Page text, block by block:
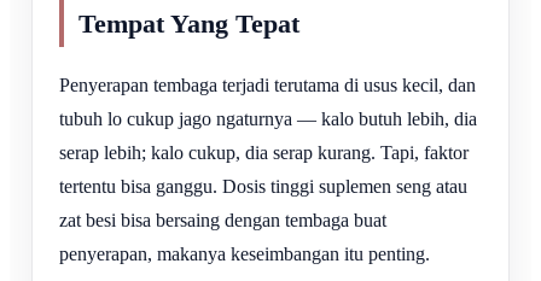
Tempat Yang Tepat
Penyerapan tembaga terjadi terutama di usus kecil, dan
tubuh lo cukup jago ngaturnya — kalo butuh lebih, dia
serap lebih; kalo cukup, dia serap kurang. Tapi, faktor
tertentu bisa ganggu. Dosis tinggi suplemen seng atau
zat besi bisa bersaing dengan tembaga buat
penyerapan, makanya keseimbangan itu penting.